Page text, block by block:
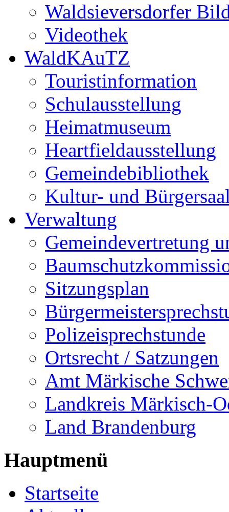
Waldsieversdorfer
Videothek
WaldKAuTZ
Touristinformation
Schulausstellung
Heimatmuseum
Heartfieldausstellung
Gemeindebibliothek
Kultur- und
Verwaltung
Gemeindevertretung
Sitzungsplan
Polizeisprechstunde
Ortsrecht / Satzungen
Amt Märkische
Landkreis Märkisch-
Land Brandenburg
Hauptmenü
Startseite